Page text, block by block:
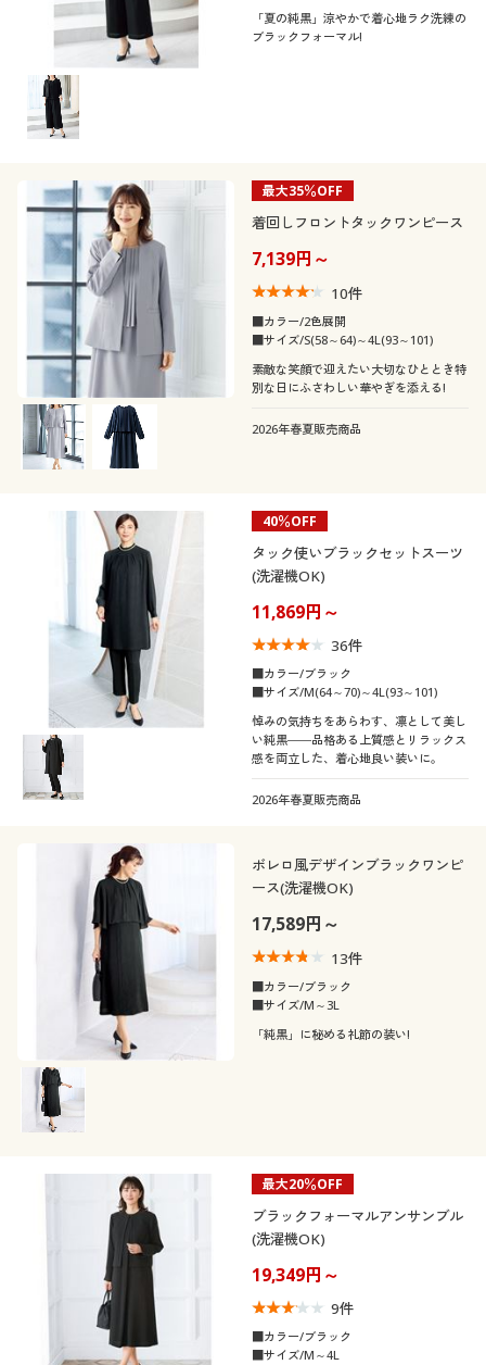
ジュニア・ティーンズ下着
大きいサイズ レディース服
大きいサイズ レディース下着
大きいサイズ メンズ
大きいサイズ 事務・制服
バーゲンセール
シークレットセール
詳細検索
商品カテゴリ一覧
カタログ・チラシからのご注文
デジタルカタログ
カタログ無料プレゼント
会員メニュー
マイページ
閲覧履歴
お気に入り
サポート
ご利用ガイド
よくある質問とお問い合わせ
(2〜2.9)
レディースサ
イズ
こだわり条件
で絞り込む
柄・デザイン
無地 スリット
襟・ネック
ノーカラー ハイネック
素材
機能・特徴
ストレッチ
冷感・涼感
シーン
フォーマル
テイスト
カジュアル
着用感
レギュラー
年代
40代
60代
春
冬
価格 円
「夏の純黒」涼やかで着心地ラク洗練の
ブラックフォーマル!
最大35％OFF
着回しフロントタックワンピース
7,139円～
10件
■カラー/2色展開
■サイズ/S(58～64)～4L(93～101)
素敵な笑顔で迎えたい大切なひととき特
別な日にふさわしい華やぎを添える!
2026年春夏販売商品
40％OFF
タック使いブラックセットスーツ
(洗濯機OK)
11,869円～
36件
■カラー/ブラック
■サイズ/M(64～70)～4L(93～101)
悼みの気持ちをあらわす、凛として美し
い純黒――品格ある上質感とリラックス
感を両立した、着心地良い装いに。
2026年春夏販売商品
ボレロ風デザインブラックワンピ
ース(洗濯機OK)
17,589円～
13件
■カラー/ブラック
■サイズ/M～3L
「純黒」に秘める礼節の装い!
最大20％OFF
ブラックフォーマルアンサンブル
(洗濯機OK)
19,349円～
9件
■カラー/ブラック
■サイズ/M～4L